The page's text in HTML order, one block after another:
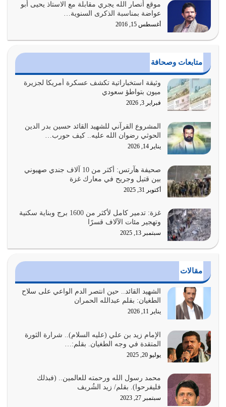
أبرز أسباب الشقاء هو الإعراض عن ذكر الله وعن هدى الله
المتمثل في القرآن الكريم
يوليو 31, 2026
أولياء الشيطان كلما كانوا أكثر ولاءً وطاعة للشيطان كلما كانوا
أكثر ضعفاً
يوليو 30, 2026
وعد الله تعالى من يُقتل في سبيله بالحياة الأبدية والرزق
والاستبشار والنجاة والخلود في…
يوليو 29, 2026
القرآن الكريم هو أهم مصدر لمعرفة رسول الله معرفة سيرته
معرفة شخصيته معرفة عظمته
يوليو 28, 2026
هل نحن من الصالحين؟ قيِّم نفسك هنا اترك القرآن على أصله
وأعرض نفسك، وأعرض ما لديك على…
يوليو 27, 2026
عندما يكون عدوك هو عدو الله معناه أن تكون نقاط الضعف
أراد الله لهذه الأمة ان تكون خير امة أخرجت للناس بالنهوض
بالأمر بالمعروف والنهي عن…
يوليو 25, 2026
واجتهاداتنا لأننا سنختلف ونتفرق
يوليو 24, 2026
أمة عاجزة عن النهوض…
يوليو 23, 2026
موقع أنصار الله يجري مقابلة مع الاستاذ يحيى أبو
عواضة بمناسبة الذكرى السنوية…
أغسطس 15, 2016
متابعات وصحافة
وثيقة استخباراتية تكشف عسكرة أمريكا لجزيرة
ميون بتواطؤ سعودي
فبراير 3, 2026
المشروع القرآني للشهيد القائد حسين بدر الدين
الحوثي رضوان الله عليه.. كيف حورب…
يناير 14, 2026
صحيفة هآرتس: أكثر من 10 آلاف جندي صهيوني
بين قتيل وجريح في معارك غزة
أكتوبر 31, 2025
غزة: تدمير كامل لأكثر من 1600 برج وبناية سكنية
وتهجير مئات الآلاف قسرًا
سبتمبر 13, 2025
مقالات
الشهيد القائد.. حين انتصر الدم الواعي على سلاح
الطغيان: بقلم عبدالله الحمران
يناير 11, 2026
الإمام زيد بن علي (عليه السلام).. شرارة الثورة
المتقدة في وجه الطغيان. بقلم:…
يوليو 20, 2025
محمد رسول الله ورحمته للعالمين.. (فبذلك
فليفرحوا). بقلم/ زيد الشُريف
سبتمبر 27, 2023